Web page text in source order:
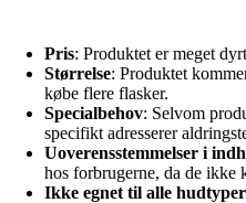
Pris: Produktet er meget
Størrelse: Produktet
købe flere flasker.
Specialbehov: Selvom
specifikt adresserer
Uoverensstemmelser i
hos forbrugerne, da de ikke
Ikke egnet til alle hudtyper